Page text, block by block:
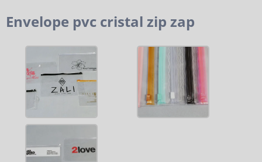
Envelope pvc cristal zip zap